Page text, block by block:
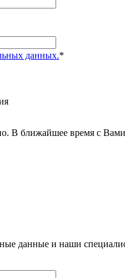
данных.*
В ближайшее время с
данные и наши